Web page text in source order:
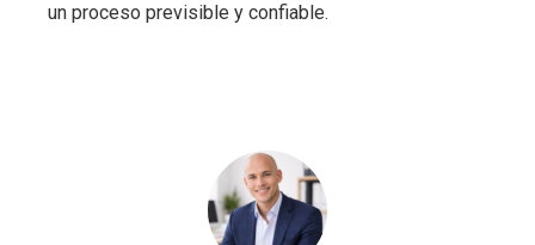
un proceso previsible y confiable.